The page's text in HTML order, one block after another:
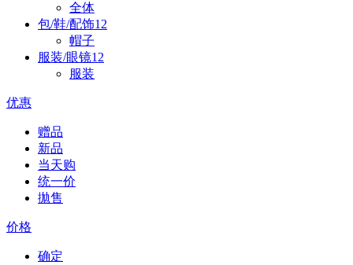
全体
包/鞋/配饰12
帽子
服装/眼镜12
服装
优惠
赠品
新品
当天购
统一价
拋售
价格
确定